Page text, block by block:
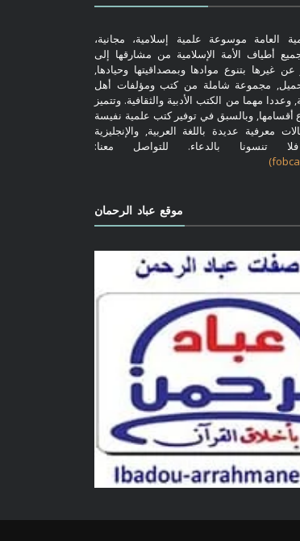
العامة موسوعة علمية إسلامية، مجانية،
أطياف الأمة الإسلامية من مشارقها إلى
عن غيرها بتنوع موادها وبمصداقيتها وحيادها,
مجموعة شاملة من كتب ومؤلفات أهل
وعددا مهما من الكتب الأدبية والثقافية. وتتميز
أقسامها, وبالسبق في توفير كتب علمية نفيسة
معرفية عديدة باللغة العربية, والإنجليزية
تنسونا بالدعاء. للتواصل معنا:
موقع عباد الرحمان